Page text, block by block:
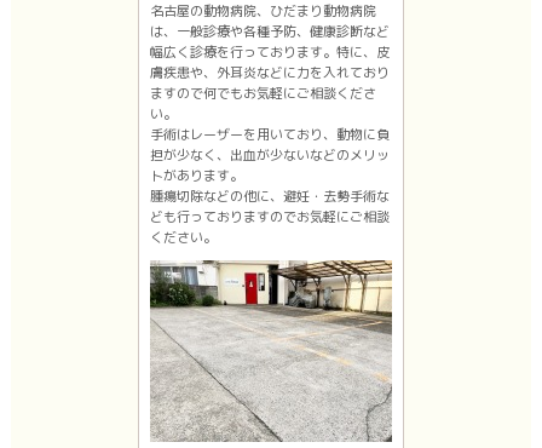
名古屋の動物病院、ひだまり動物病院
は、一般診療や各種予防、健康診断など
幅広く診療を行っております。特に、皮
膚疾患や、外耳炎などに力を入れており
ますので何でもお気軽にご相談くださ
い。
手術はレーザーを用いており、動物に負
担が少なく、出血が少ないなどのメリッ
トがあります。
腫瘍切除などの他に、避妊・去勢手術な
ども行っておりますのでお気軽にご相談
ください。